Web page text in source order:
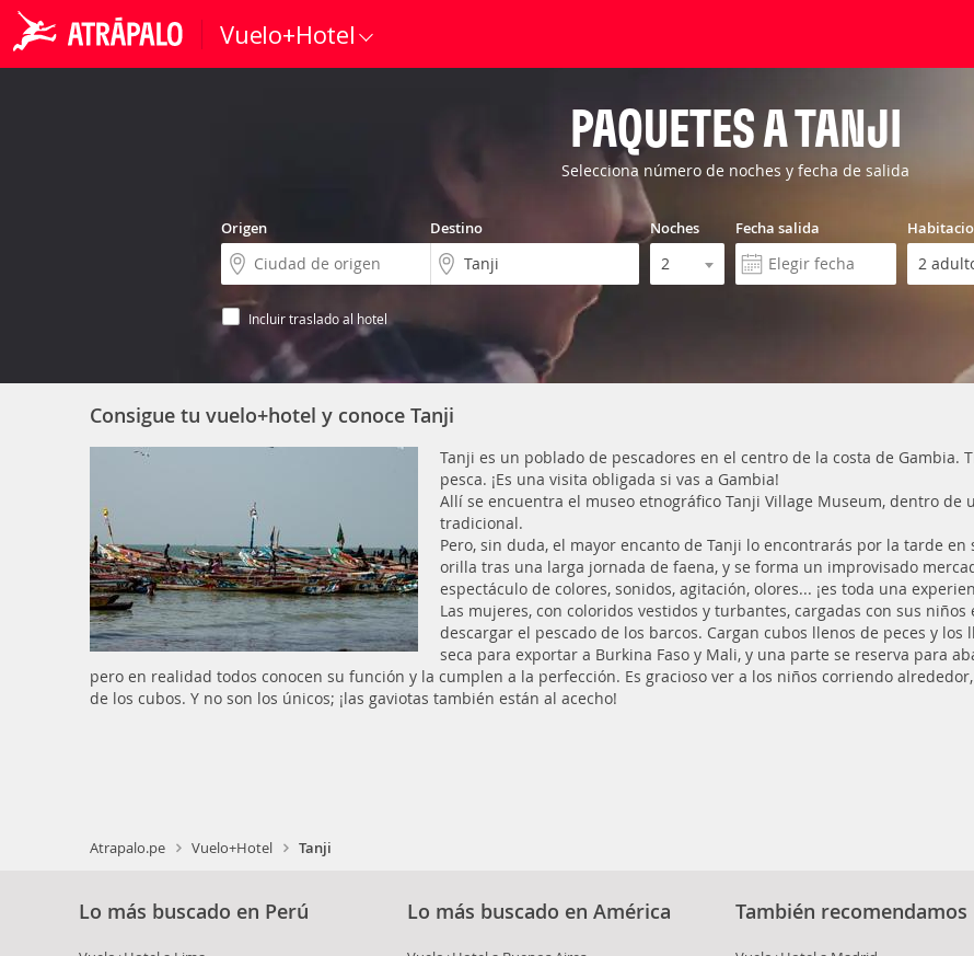
Vuelo+Hotel
PAQUETES A TANJI
Selecciona número de noches y fecha de salida
Origen Destino Noches Fecha salida
Incluir traslado al hotel
Consigue tu vuelo+hotel y conoce Tanji
Tanji es un poblado de pescadores en el centro de la costa de Gambia.
pesca. ¡Es una visita obligada si vas a Gambia!
Allí se encuentra el museo etnográfico Tanji Village Museum, dentro
tradicional.
Pero, sin duda, el mayor encanto de Tanji lo encontrarás por la tarde
orilla tras una larga jornada de faena, y se forma un improvisado
espectáculo de colores, sonidos, agitación, olores... ¡es toda una
Las mujeres, con coloridos vestidos y turbantes, cargadas con sus
descargar el pescado de los barcos. Cargan cubos llenos de peces y
seca para exportar a Burkina Faso y Mali, y una parte se reserva para
pero en realidad todos conocen su función y la cumplen a la perfección. Es gracioso ver a los niños corriendo
de los cubos. Y no son los únicos; ¡las gaviotas también están al acecho!
Atrapalo.pe Vuelo+Hotel Tanji
Lo más buscado en Perú Lo más buscado en América También recomendamos